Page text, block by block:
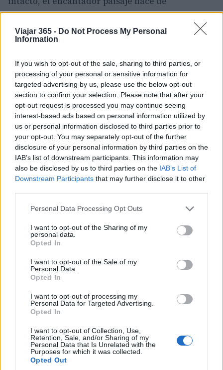
Viajar 365 - Do Not Process My Personal
Information
If you wish to opt-out of the sale, sharing to third parties, or
processing of your personal or sensitive information for
targeted advertising by us, please use the below opt-out
section to confirm your selection. Please note that after your
opt-out request is processed you may continue seeing
interest-based ads based on personal information utilized by
us or personal information disclosed to third parties prior to
your opt-out. You may separately opt-out of the further
disclosure of your personal information by third parties on the
IAB’s list of downstream participants. This information may
also be disclosed by us to third parties on the IAB’s List of
Downstream Participants that may further disclose it to other
Please note that this website/app uses one or more Google
not limited to your visit or usage behaviour. You may click to
grant or deny consent to Google and its third-party tags to
use your data for below specified purposes in below Google
consent section.
Personal Data Processing Opt Outs
I want to opt-out of the Sharing of my
personal data.
Opted In
I want to opt-out of the Sale of my
Personal Data.
Opted In
I want to opt-out of processing my
Personal Data for Targeted Advertising.
Opted In
I want to opt-out of Collection, Use,
Retention, Sale, and/or Sharing of my
Personal Data that Is Unrelated with the
Purposes for which it was collected.
Opted Out
Aspromonte un gran lugar para visitar.
5. Parque Nacional del Stelvio
paso a exuberantes bosques alpinos y los
indómitos Alpes que lo dominan todo,los
paisajes del Parque Nacional del Stelvio son
fascinantes por la serie de vistas espectaculares
que ofrecen.
En verano, el parque cobra vida y los colores
surgen de todos los rincones; las blancas
montañas nevadas y los glaciares brillan bajo
el sol, mientras que el amarillo de las flores
florece con fuerza entre las verdes hierbas y
visitantes que buscan una versión idealizada de
cómo son los Alpes; no busquen más porque
Stelvio lo tiene todo.
4. Parque Nacional de los Abruzos, Lacio y
Molise
Los valles y las colinas de este extenso parque
nacionalpermiten practicar un delicioso
senderismo, ya que en este entorno virgen y
prístino uno se siente libre y sin obstáculos